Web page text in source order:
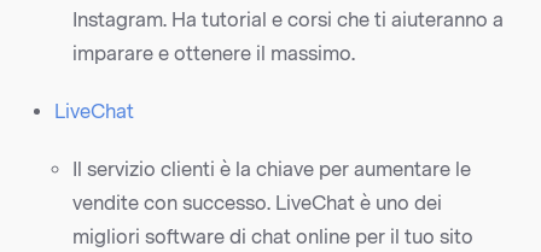
Instagram. Ha tutorial e corsi che ti aiuteranno a
imparare e ottenere il massimo.
LiveChat
Il servizio clienti è la chiave per aumentare le
vendite con successo. LiveChat è uno dei
migliori software di chat online per il tuo sito